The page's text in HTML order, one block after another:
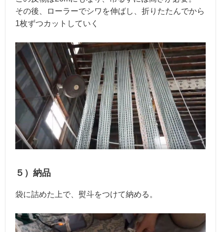
その後、ローラーでシワを伸ばし、折りたたんでから
1枚ずつカットしていく
５）納品
袋に詰めた上で、熨斗をつけて納める。